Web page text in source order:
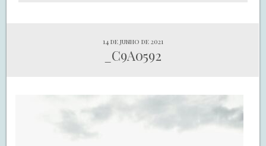
14 de junho de 2021
_C9A0592